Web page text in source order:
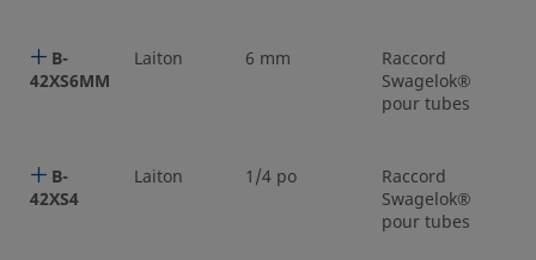
B-
42XS6MM
Laiton 6 mm
Raccord
Swagelok®
pour tubes
B-
42XS4
Laiton 1/4 po
Raccord
Swagelok®
pour tubes